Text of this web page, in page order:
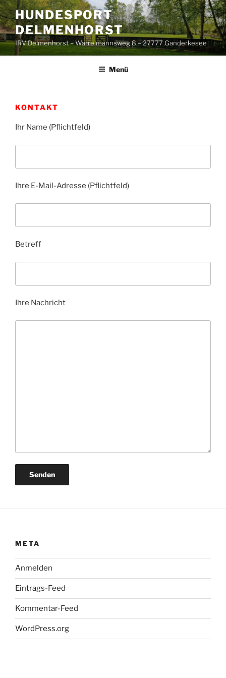
Zum
Inhalt
springen
HUNDESPORT
DELMENHORST
IRV Delmenhorst – Warrelmannsweg 8 – 27777 Ganderkesee
Menü
KONTAKT
Ihr Name (Pflichtfeld)
Ihre E-Mail-Adresse (Pflichtfeld)
Betreff
Ihre Nachricht
META
Anmelden
Eintrags-Feed
Kommentar-Feed
WordPress.org